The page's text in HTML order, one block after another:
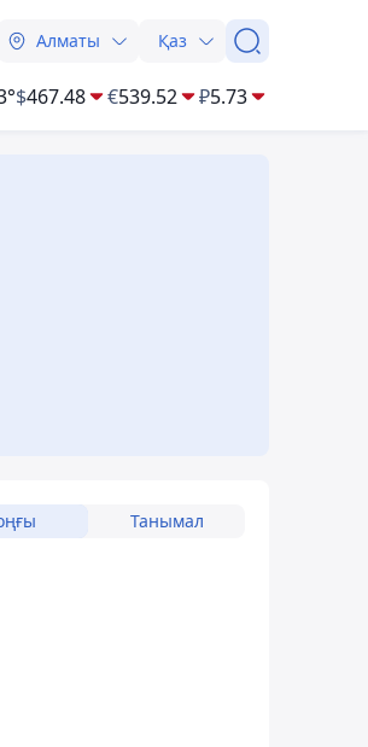
Алматы Қаз
$467.48 €539.52 ₽5.73
Танымал